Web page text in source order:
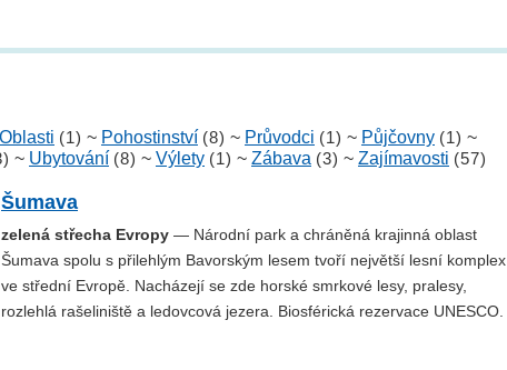
Oblasti (1) ~ Pohostinství (8) ~ Průvodci (1) ~ Půjčovny (1) ~
~ Ubytování (8) ~ Výlety (1) ~ Zábava (3) ~ Zajímavosti (57)
Šumava
zelená střecha Evropy — Národní park a chráněná krajinná oblast
Šumava spolu s přilehlým Bavorským lesem tvoří největší lesní komplex
ve střední Evropě. Nacházejí se zde horské smrkové lesy, pralesy,
rozlehlá rašeliniště a ledovcová jezera. Biosférická rezervace UNESCO.